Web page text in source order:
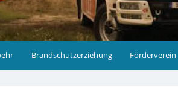
Brandschutzerziehung Förderverein